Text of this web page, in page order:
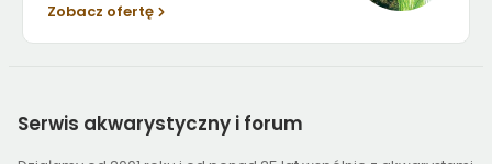
Zobacz ofertę
Serwis akwarystyczny i forum